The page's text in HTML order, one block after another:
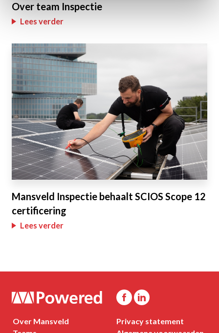
Over team Inspectie
Lees verder
Mansveld Inspectie behaalt SCIOS Scope 12
certificering
Lees verder
Over Mansveld
Privacy statement